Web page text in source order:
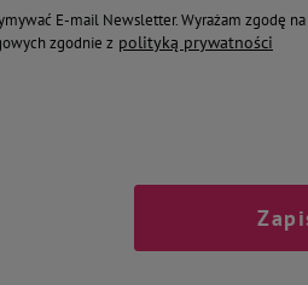
E-mail Newsletter. Wyrażam zgodę
zgodnie z polityką prywatności